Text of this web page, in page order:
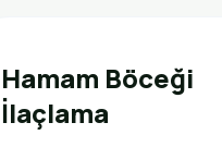
Hamam Böceği
İlaçlama